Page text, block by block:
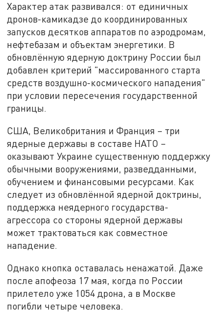
Характер атак развивался: от единичных
дронов-камикадзе до координированных
запусков десятков аппаратов по аэродромам,
нефтебазам и объектам энергетики. В
обновлённую ядерную доктрину России был
добавлен критерий "массированного старта
средств воздушно-космического нападения"
при условии пересечения государственной
границы.
США, Великобритания и Франция – три
ядерные державы в составе НАТО –
оказывают Украине существенную поддержку
обычными вооружениями, разведданными,
обучением и финансовыми ресурсами. Как
следует из обновлённой ядерной доктрины,
поддержка неядерного государства-
агрессора со стороны ядерной державы
может трактоваться как совместное
нападение.
Однако кнопка оставалась ненажатой. Даже
после апофеоза 17 мая, когда по России
прилетело уже 1054 дрона, а в Москве
погибли четыре человека.